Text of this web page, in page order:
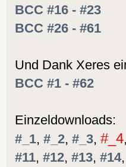
BCC #16 - #23
BCC #26 - #61
Und Dank Xeres
BCC #1 - #62
Einzeldownloads:
#_1, #_2, #_3, #_4,
#11, #12, #13, #14,